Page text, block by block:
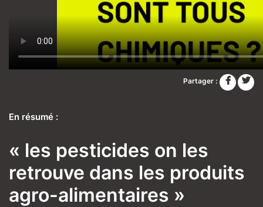
Partager :
En résumé :
« les pesticides on les
retrouve dans les produits
agro-alimentaires »